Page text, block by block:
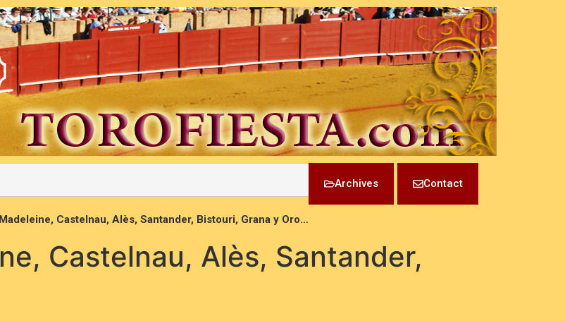
Archives Contact
Castelnau, Alès, Santander, Bistouri, Grana y Oro…
Castelnau, Alès, Santander,